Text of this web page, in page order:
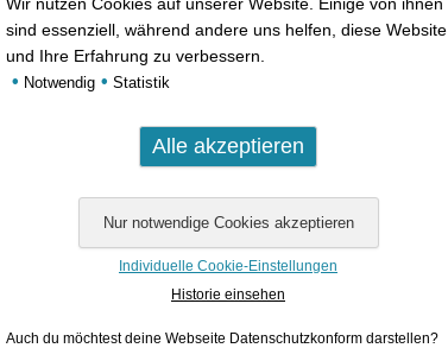
sind essenziell, während andere uns helfen, diese Website
und Ihre Erfahrung zu verbessern.
• Notwendig • Statistik
Individuelle Cookie-Einstellungen
Historie einsehen
Auch du möchtest deine Webseite Datenschutzkonform darstellen?